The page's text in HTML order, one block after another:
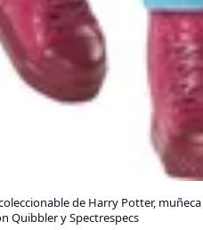
de Harry Potter,
Quibbler y Spectrespecs